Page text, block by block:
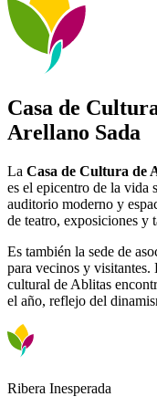
Casa de
Arellano Sada
La Casa de Cultura de
es el epicentro de la
auditorio moderno y
de teatro, exposiciones y
Es también la sede de
para vecinos y visitantes.
cultural de Ablitas
el año, reflejo del
Ribera Inesperada